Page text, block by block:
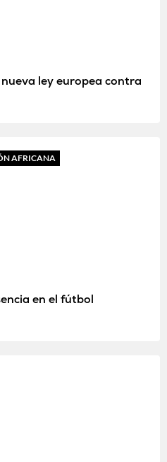
ley europea contra
AFRICANA
en el fútbol